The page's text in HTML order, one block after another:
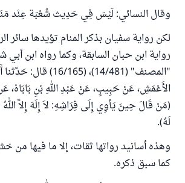
وقال النسائي: لَيْسَ فِي حَدِيث شُعْبَة عِنْد
لكن رواية سفيان بذكر المنام تؤيدها سائر
رواية ابن حبان السابقة، وكما رواه ابن
"المصنف" (14/481)، (16/
الأَعْمَشِ، عَنْ حَبِيبٍ، عَنْ عَبْدِ اللهِ بْنِ بَابَاهْ،
(مَنْ قَالَ حِينَ يَأوِي إِلَى فِرَاشِهِ: لاَ إِلَهَ إِلاَّ
لَهُ).
وهذه أسانيد رواتها ثقات، إلا ما فيها
كما سبق ذكره.